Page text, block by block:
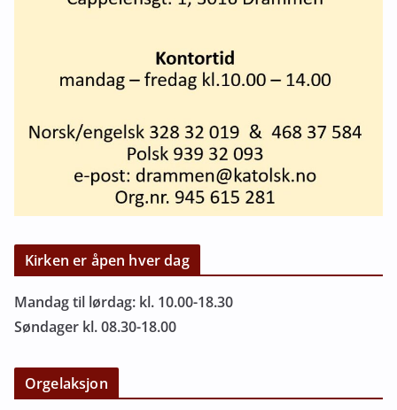
Kirken er åpen hver dag
Mandag til lørdag: kl. 10.00-18.30
Søndager kl. 08.30-18.00
Orgelaksjon